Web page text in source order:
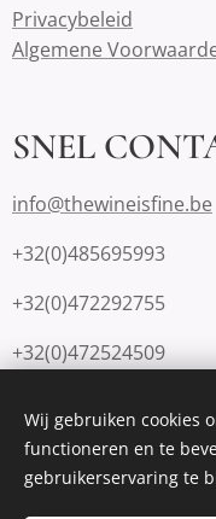
Privacybeleid
Algemene
SNEL
info@thewineisfine.be
+32(0)485695993
+32(0)472292755
+32(0)472524509
Mogelijk
Wij gebruiken cookies
functioneren en te
gebruikerservaring te